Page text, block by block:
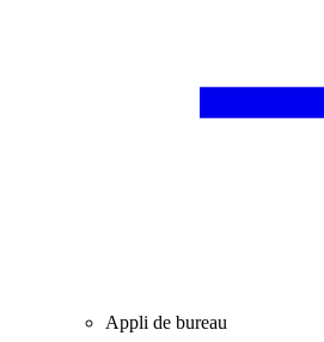
Appli de bureau